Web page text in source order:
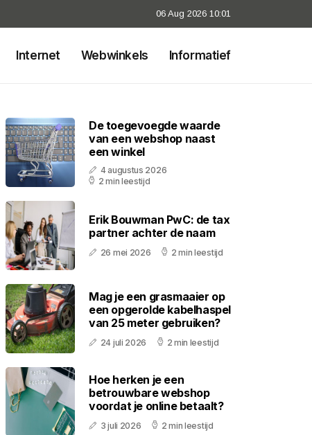
06 Aug 2026 10:01
Internet Webwinkels Informatief
De toegevoegde waarde
van een webshop naast
een winkel
4 augustus 2026
2 min leestijd
Erik Bouwman PwC: de tax
partner achter de naam
26 mei 2026 2 min leestijd
Mag je een grasmaaier op
een opgerolde kabelhaspel
van 25 meter gebruiken?
24 juli 2026 2 min leestijd
Hoe herken je een
betrouwbare webshop
voordat je online betaalt?
3 juli 2026 2 min leestijd